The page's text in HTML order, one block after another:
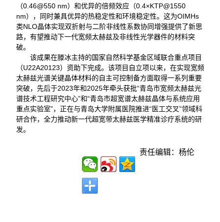
（0.46@550 nm）和优异的倍频效应（0.4×KTP@1550
nm），同时兼具优异的热稳定性和环境稳定性。这为OIMHs
类NLO晶体实现双折射与二阶非线性系数协同增强提供了新思
路，有望推动下一代宽频太赫兹及非线性光学器件的材料突
破。
该成果在滕冰主持的国家自然科学基金区域联合重点项目
（U22A20123）资助下完成。该项目自立项以来，在实现宽频
太赫兹光谱关键晶体材料的自主可控制备方面取得一系列重要
突破，先后于2023年和2025年牵头获批“青岛市宽频太赫兹光
谱技术工程研究中心”和“青岛市超宽谱太赫兹晶体与系统应用
重点实验室”，正在与青岛大学附属医院推进“医工交叉”领域科
研合作，全力推动新一代超宽带太赫兹医学精准诊疗系统的研
发。
责任编辑：杨伦